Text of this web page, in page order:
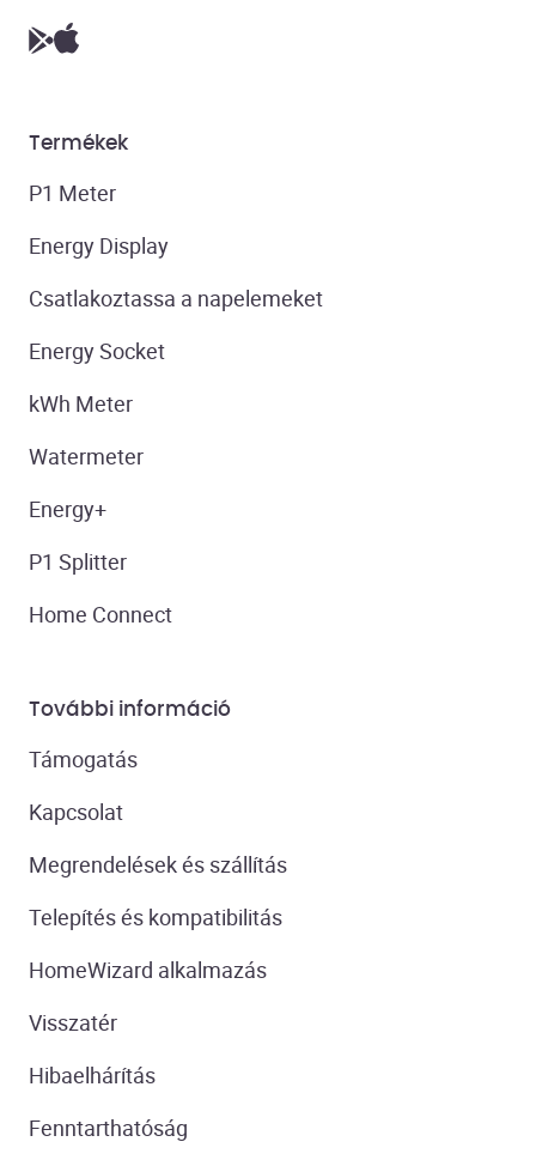
Termékek
P1 Meter
Energy Display
Csatlakoztassa a napelemeket
Energy Socket
kWh Meter
Watermeter
Energy+
P1 Splitter
Home Connect
További információ
Támogatás
Kapcsolat
Megrendelések és szállítás
Telepítés és kompatibilitás
HomeWizard alkalmazás
Visszatér
Hibaelhárítás
Fenntarthatóság